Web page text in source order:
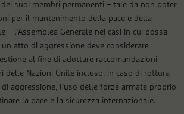
suoi membri permanenti – tale da non poter
per il mantenimento della pace e della
– l’Assemblea Generale nei casi in cui possa
un atto di aggressione deve considerare
al fine di adottare raccomandazioni
delle Nazioni Unite incluso, in caso di rottura
aggressione, l’uso delle forze armate proprio
la pace e la sicurezza internazionale.